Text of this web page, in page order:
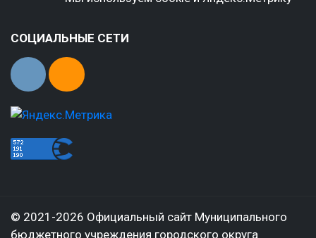
СОЦИАЛЬНЫЕ СЕТИ
© 2021-2026 Официальный сайт Муниципального
бюджетного учреждения городского округа